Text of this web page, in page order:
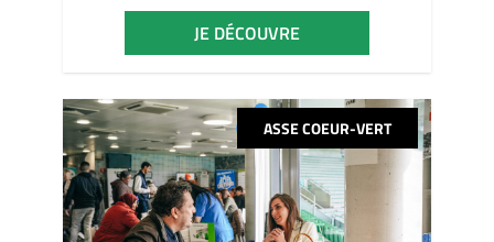
JE DÉCOUVRE
ASSE COEUR-VERT